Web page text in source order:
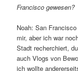
Francisco gewesen?
Noah: San
mir, aber ich war
Stadt recherchiert,
auch Vlogs von
ich wollte